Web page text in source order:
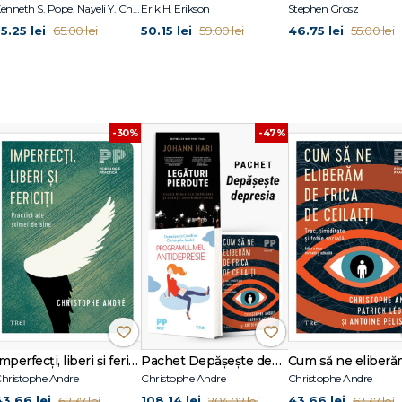
lei 65.00 lei
Erik H. Erikson
50.15 lei 59.00 lei
Stephen Grosz
46.75 lei 55.00 lei
-30%
Imperfecţi, liberi şi fericiţi.
Andre
-47%
Pachet Depășește depresia
Christophe Andre Christophe Andre